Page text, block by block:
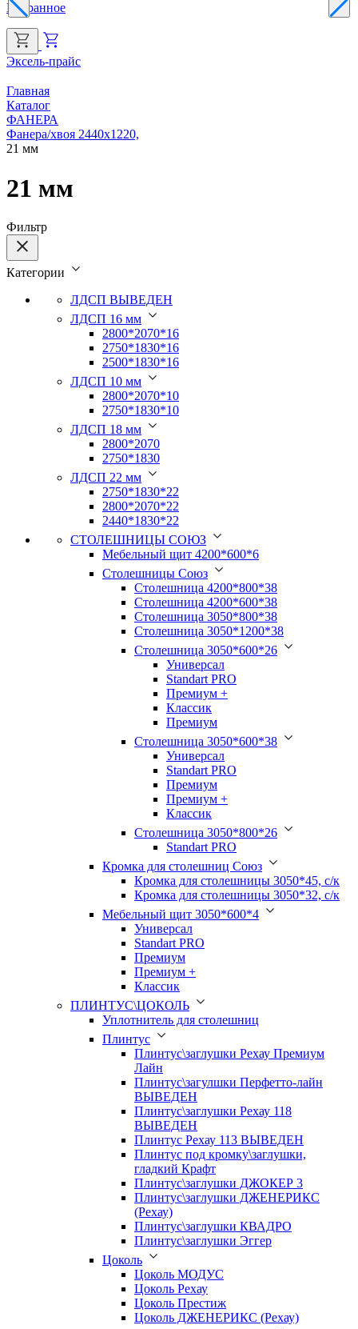
Избранное
Эксель-прайс
Главная
Каталог
ФАНЕРА
Фанера/хвоя 2440х1220,
21 мм
21 мм
Фильтр
Категории
ЛДСП ВЫВЕДЕН
ЛДСП 16 мм
2800*2070*16
2750*1830*16
2500*1830*16
ЛДСП 10 мм
2800*2070*10
2750*1830*10
ЛДСП 18 мм
2800*2070
2750*1830
ЛДСП 22 мм
2750*1830*22
2800*2070*22
2440*1830*22
СТОЛЕШНИЦЫ СОЮЗ
Мебельный щит 4200*600*6
Столешницы Союз
Столешница 4200*800*38
Столешница 4200*600*38
Столешница 3050*800*38
Столешница 3050*1200*38
Столешница 3050*600*26
Универсал
Standart PRO
Премиум +
Классик
Премиум
Столешница 3050*600*38
Универсал
Standart PRO
Премиум
Премиум +
Классик
Столешница 3050*800*26
Standart PRO
Кромка для столешниц Союз
Кромка для столешницы 3050*45, с/к
Кромка для столешницы 3050*32, с/к
Мебельный щит 3050*600*4
Универсал
Standart PRO
Премиум
Премиум +
Классик
ПЛИНТУС\ЦОКОЛЬ
Уплотнитель для столешниц
Плинтус
Плинтус\заглушки Рехау Премиум
Лайн
Плинтус\загулшки Перфетто-лайн
ВЫВЕДЕН
Плинтус\заглушки Рехау 118
ВЫВЕДЕН
Плинтус Рехау 113 ВЫВЕДЕН
Плинтус под кромку\заглушки,
гладкий Крафт
Плинтус\заглушки ДЖОКЕР 3
Плинтус\заглушки ДЖЕНЕРИКС
(Рехау)
Плинтус\заглушки КВАДРО
Плинтус\заглушки Эггер
Цоколь
Цоколь МОДУС
Цоколь Рехау
Цоколь Престиж
Цоколь ДЖЕНЕРИКС (Рехау)